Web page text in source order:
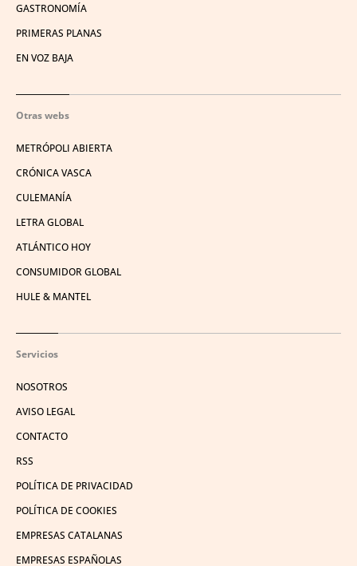
GASTRONOMÍA
PRIMERAS PLANAS
EN VOZ BAJA
Otras webs
METRÓPOLI ABIERTA
CRÓNICA VASCA
CULEMANÍA
LETRA GLOBAL
ATLÁNTICO HOY
CONSUMIDOR GLOBAL
HULE & MANTEL
Servicios
NOSOTROS
AVISO LEGAL
CONTACTO
RSS
POLÍTICA DE PRIVACIDAD
POLÍTICA DE COOKIES
EMPRESAS CATALANAS
EMPRESAS ESPAÑOLAS